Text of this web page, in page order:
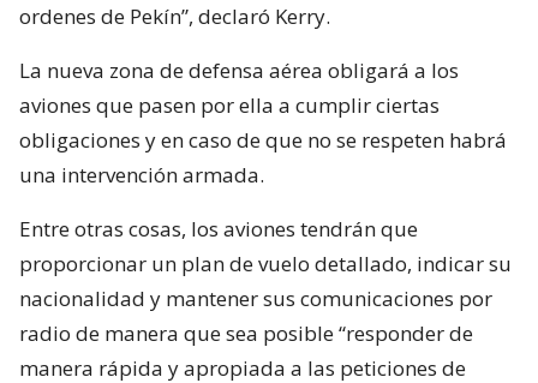
ordenes de Pekín”, declaró Kerry.
La nueva zona de defensa aérea obligará a los
aviones que pasen por ella a cumplir ciertas
obligaciones y en caso de que no se respeten habrá
una intervención armada.
Entre otras cosas, los aviones tendrán que
proporcionar un plan de vuelo detallado, indicar su
nacionalidad y mantener sus comunicaciones por
radio de manera que sea posible “responder de
manera rápida y apropiada a las peticiones de